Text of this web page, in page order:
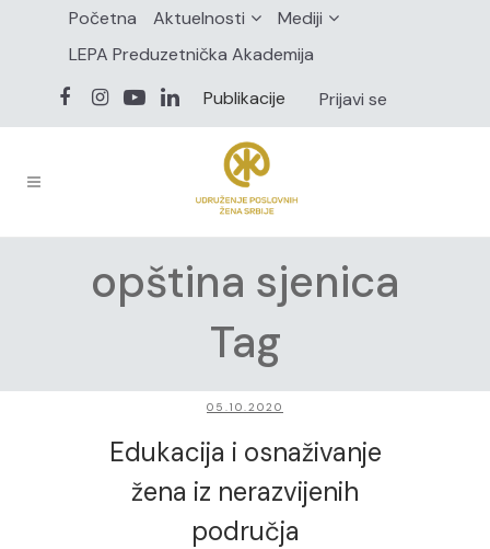
Početna Aktuelnosti
Mediji
LEPA Preduzetnička Akademija
Publikacije
Prijavi se
opština sjenica
Tag
05.10.2020
Edukacija i osnaživanje
žena iz nerazvijenih
područja